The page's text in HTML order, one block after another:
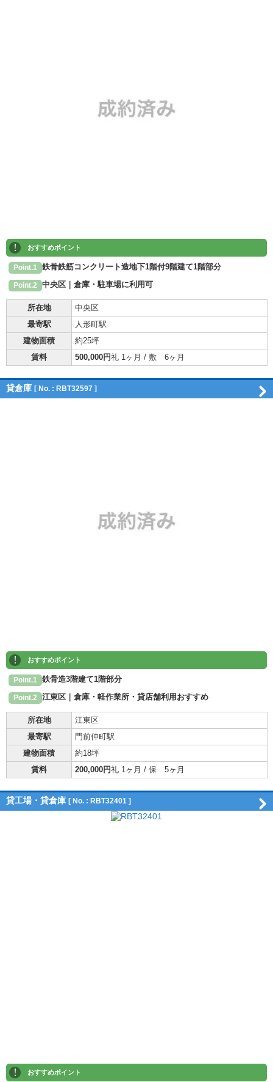
! おすすめポイント
Point.1 鉄骨鉄筋コンクリート造地下1階付9階建て1階部分
Point.2 中央区｜倉庫・駐車場に利用可
所在地
中央区
最寄駅
人形町駅
建物面積
約25坪
賃料
500,000円礼 1ヶ月 / 敷 6ヶ月
貸倉庫 [ No. : RBT32597 ]
! おすすめポイント
Point.1 鉄骨造3階建て1階部分
Point.2 江東区｜倉庫・軽作業所・貸店舗利用おすすめ
所在地
江東区
最寄駅
門前仲町駅
建物面積
約18坪
賃料
200,000円礼 1ヶ月 / 保 5ヶ月
貸工場・貸倉庫 [ No. : RBT32401 ]
! おすすめポイント